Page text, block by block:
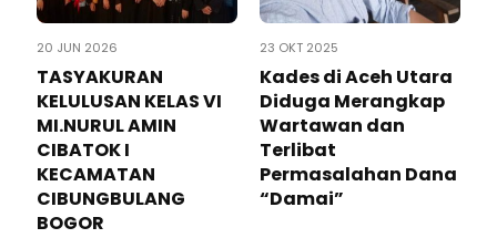
20 JUN 2026
TASYAKURAN
KELULUSAN KELAS VI
MI.NURUL AMIN
CIBATOK I
KECAMATAN
CIBUNGBULANG
BOGOR
23 OKT 2025
Kades di Aceh Utara
Diduga Merangkap
Wartawan dan
Terlibat
Permasalahan Dana
“Damai”